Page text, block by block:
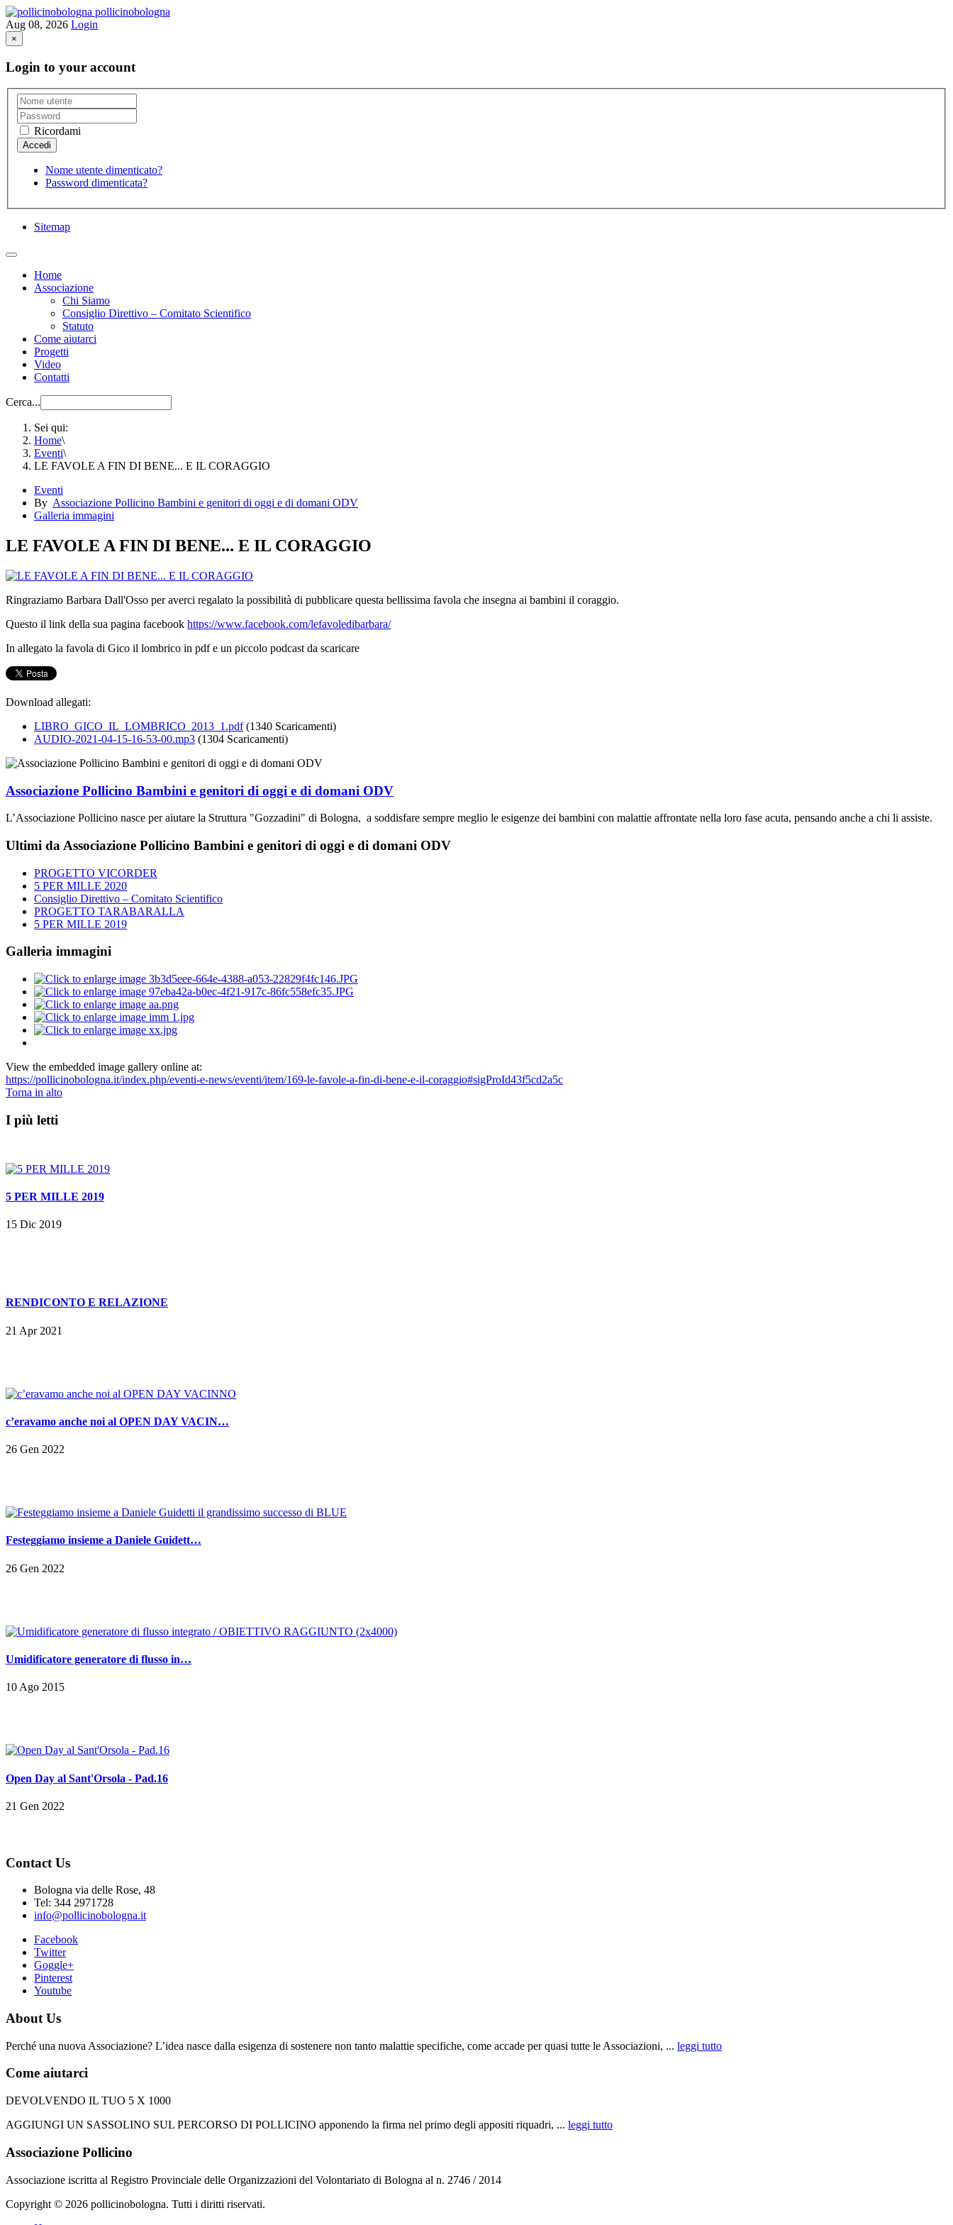
pollicinobologna
Aug 08, 2026 Login
×
Login to your account
Ricordami
Nome utente dimenticato?
Password dimenticata?
Sitemap
Home
Associazione
Chi Siamo
Consiglio Direttivo – Comitato Scientifico
Statuto
Come aiutarci
Progetti
Video
Contatti
Cerca...
Sei qui:
Home\
Eventi\
LE FAVOLE A FIN DI BENE... E IL CORAGGIO
Eventi
By Associazione Pollicino Bambini e genitori di oggi e di domani ODV
Galleria immagini
LE FAVOLE A FIN DI BENE... E IL CORAGGIO
Ringraziamo Barbara Dall'Osso per averci regalato la possibilità di pubblicare questa bellissima favola che insegna ai bambini il coraggio.
Questo il link della sua pagina facebook https://www.facebook.com/lefavoledibarbara/
In allegato la favola di Gico il lombrico in pdf e un piccolo podcast da scaricare
Download allegati:
LIBRO_GICO_IL_LOMBRICO_2013_1.pdf (1340 Scaricamenti)
AUDIO-2021-04-15-16-53-00.mp3 (1304 Scaricamenti)
Associazione Pollicino Bambini e genitori di oggi e di domani ODV
L’Associazione Pollicino nasce per aiutare la Struttura "Gozzadini" di Bologna, a soddisfare sempre meglio le esigenze dei bambini con malattie affrontate nella loro fase acuta, pensando anche a chi li assiste.
Ultimi da Associazione Pollicino Bambini e genitori di oggi e di domani ODV
PROGETTO VICORDER
5 PER MILLE 2020
Consiglio Direttivo – Comitato Scientifico
PROGETTO TARABARALLA
5 PER MILLE 2019
Galleria immagini
View the embedded image gallery online at:
https://pollicinobologna.it/index.php/eventi-e-news/eventi/item/169-le-favole-a-fin-di-bene-e-il-coraggio#sigProId43f5cd2a5c
Torna in alto
I più letti
5 PER MILLE 2019
15 Dic 2019
RENDICONTO E RELAZIONE
21 Apr 2021
c’eravamo anche noi al OPEN DAY VACIN…
26 Gen 2022
Festeggiamo insieme a Daniele Guidett…
26 Gen 2022
Umidificatore generatore di flusso in…
10 Ago 2015
Open Day al Sant'Orsola - Pad.16
21 Gen 2022
Contact Us
Bologna via delle Rose, 48
Tel: 344 2971728
info@pollicinobologna.it
Facebook
Twitter
Goggle+
Pinterest
Youtube
About Us
Perché una nuova Associazione? L’idea nasce dalla esigenza di sostenere non tanto malattie specifiche, come accade per quasi tutte le Associazioni, ... leggi tutto
Come aiutarci
DEVOLVENDO IL TUO 5 X 1000
AGGIUNGI UN SASSOLINO SUL PERCORSO DI POLLICINO apponendo la firma nel primo degli appositi riquadri, ... leggi tutto
Associazione Pollicino
Associazione iscritta al Registro Provinciale delle Organizzazioni del Volontariato di Bologna al n. 2746 / 2014
Copyright © 2026 pollicinobologna. Tutti i diritti riservati.